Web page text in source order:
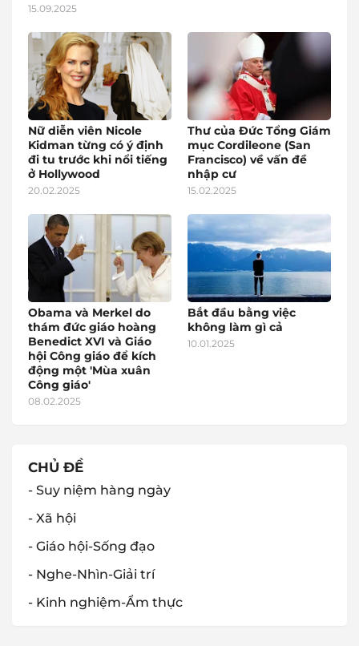
15.09.2025
Nữ diễn viên Nicole
Kidman từng có ý định
đi tu trước khi nổi tiếng
ở Hollywood
20.02.2025
Thư của Đức Tổng Giám
mục Cordileone (San
Francisco) về vấn đề
nhập cư
15.02.2025
Obama và Merkel do
thám đức giáo hoàng
Benedict XVI và Giáo
hội Công giáo để kích
động một 'Mùa xuân
Công giáo'
08.02.2025
Bắt đầu bằng việc
không làm gì cả
10.01.2025
CHỦ ĐỀ
- Suy niệm hàng ngày
- Xã hội
- Giáo hội-Sống đạo
- Nghe-Nhìn-Giải trí
- Kinh nghiệm-Ẩm thực